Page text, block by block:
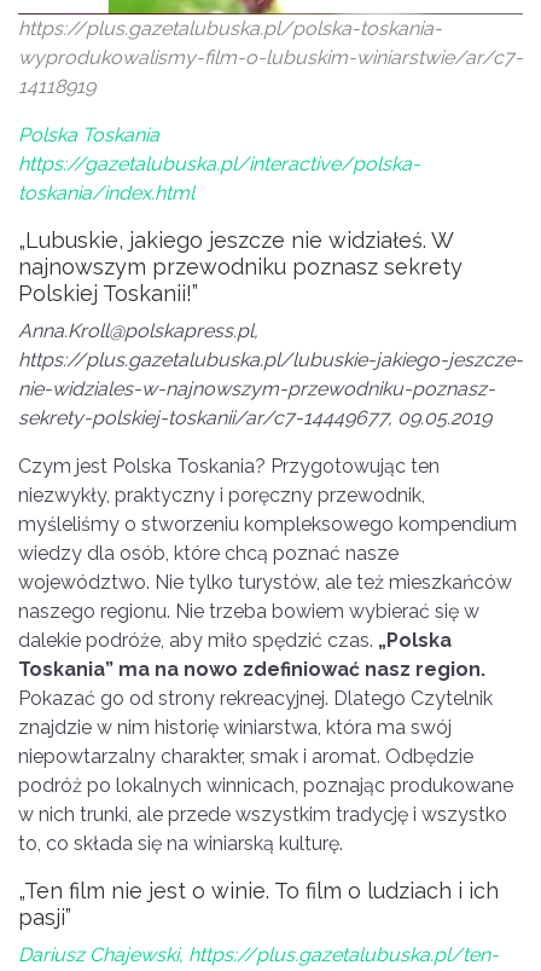
https://plus.gazetalubuska.pl/polska-toskania-
wyprodukowalismy-film-o-lubuskim-winiarstwie/ar/c7-
14118919
Polska Toskania
https://gazetalubuska.pl/interactive/polska-
toskania/index.html
„Lubuskie, jakiego jeszcze nie widziałeś. W
najnowszym przewodniku poznasz sekrety
Polskiej Toskanii!”
Anna.Kroll@polskapress.pl,
https://plus.gazetalubuska.pl/lubuskie-jakiego-jeszcze-
nie-widziales-w-najnowszym-przewodniku-poznasz-
sekrety-polskiej-toskanii/ar/c7-14449677, 09.05.2019
Czym jest Polska Toskania? Przygotowując ten
niezwykły, praktyczny i poręczny przewodnik,
myśleliśmy o stworzeniu kompleksowego kompendium
wiedzy dla osób, które chcą poznać nasze
województwo. Nie tylko turystów, ale też mieszkańców
naszego regionu. Nie trzeba bowiem wybierać się w
dalekie podróże, aby miło spędzić czas. „Polska
Toskania” ma na nowo zdefiniować nasz region.
Pokazać go od strony rekreacyjnej. Dlatego Czytelnik
znajdzie w nim historię winiarstwa, która ma swój
niepowtarzalny charakter, smak i aromat. Odbędzie
podróż po lokalnych winnicach, poznając produkowane
w nich trunki, ale przede wszystkim tradycję i wszystko
to, co składa się na winiarską kulturę.
„Ten film nie jest o winie. To film o ludziach i ich
pasji”
Dariusz Chajewski, https://plus.gazetalubuska.pl/ten-